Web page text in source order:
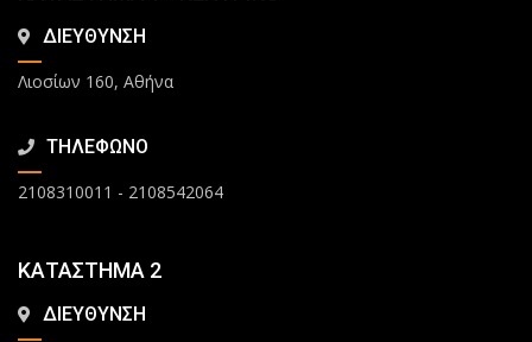
ΔΙΕΥΘΥΝΣΗ
Λιοσίων 160, Αθήνα
ΤΗΛΕΦΩΝΟ
2108310011 - 2108542064
ΚΑΤΑΣΤΗΜΑ 2
ΔΙΕΥΘΥΝΣΗ